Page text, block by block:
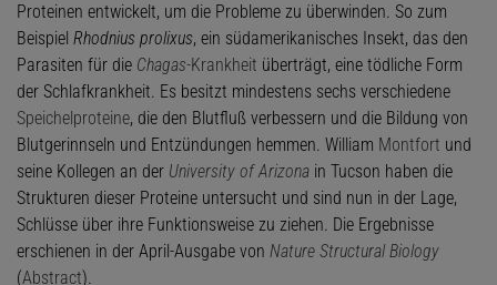
Proteinen entwickelt, um die Probleme zu überwinden. So zum
Beispiel Rhodnius prolixus, ein südamerikanisches Insekt, das den
Parasiten für die Chagas-Krankheit überträgt, eine tödliche Form
der Schlafkrankheit. Es besitzt mindestens sechs verschiedene
Speichelproteine, die den Blutfluß verbessern und die Bildung von
Blutgerinnseln und Entzündungen hemmen. William Montfort und
seine Kollegen an der University of Arizona in Tucson haben die
Strukturen dieser Proteine untersucht und sind nun in der Lage,
Schlüsse über ihre Funktionsweise zu ziehen. Die Ergebnisse
erschienen in der April-Ausgabe von Nature Structural Biology
(Abstract).